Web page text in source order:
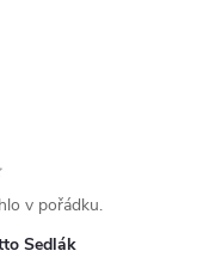
Sedlák
v pořádku.